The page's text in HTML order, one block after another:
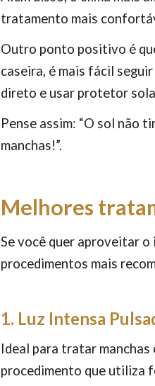
tratamento mais
Outro ponto positivo é
caseira, é mais fácil
direto e usar protetor
Pense assim: “O sol não
manchas!”.
Melhores
Se você quer aproveitar
procedimentos mais
1. Luz Intensa
Ideal para tratar manchas
procedimento que utiliza